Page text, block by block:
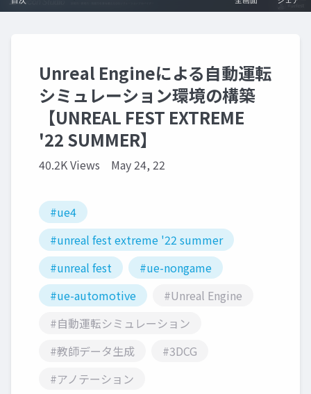
Unreal Engineによる自動運転
シミュレーション環境の構築
【UNREAL FEST EXTREME
'22 SUMMER】
40.2K Views May 24, 22
#ue4
#unreal fest extreme '22 summer
#unreal fest
#ue-nongame
#ue-automotive
#Unreal Engine
#自動運転シミュレーション
#教師データ生成
#3DCG
#アノテーション